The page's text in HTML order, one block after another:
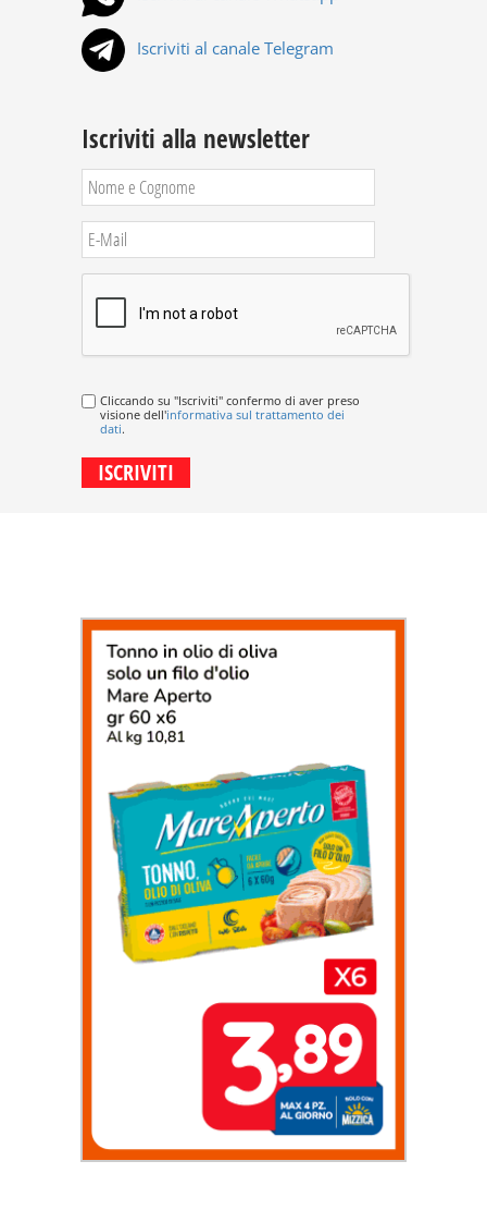
Iscriviti al canale Telegram
Iscriviti alla newsletter
Cliccando su "Iscriviti" confermo di aver preso
visione dell'informativa sul trattamento dei
dati.